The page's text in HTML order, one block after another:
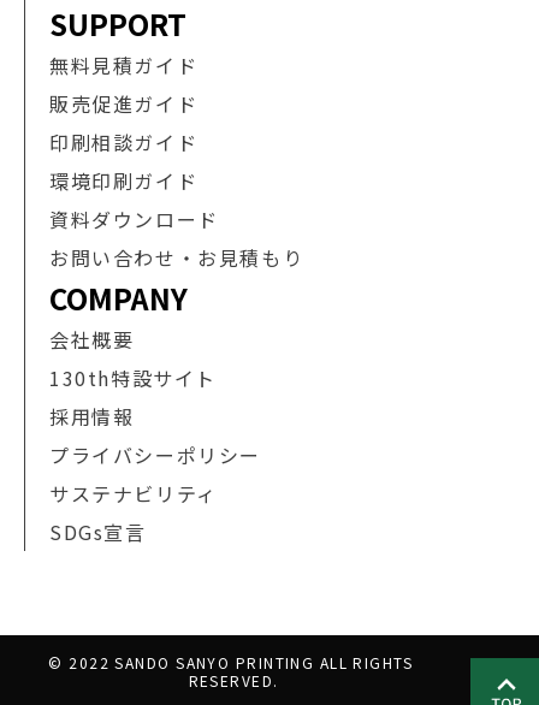
SUPPORT
無料見積ガイド
販売促進ガイド
印刷相談ガイド
環境印刷ガイド
資料ダウンロード
お問い合わせ・お見積もり
COMPANY
会社概要
130th特設サイト
採用情報
プライバシーポリシー
サステナビリティ
SDGs宣言
© 2022 SANDO SANYO PRINTING ALL RIGHTS
RESERVED.